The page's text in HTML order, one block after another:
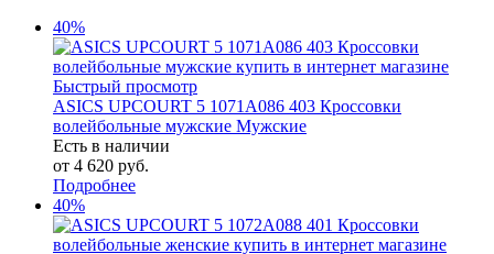
40%
Быстрый просмотр
ASICS UPCOURT 5 1071A086 403 Кроссовки
волейбольные мужские Мужские
Есть в наличии
от 4 620 руб.
Подробнее
40%